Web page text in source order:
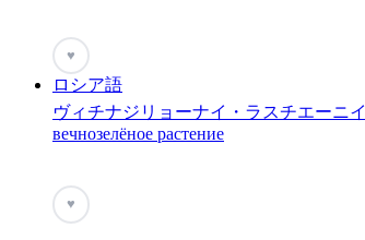
♥
ロシア語
ヴィチナジリョーナイ・ラスチエーニイ
вечнозелёное растение
♥